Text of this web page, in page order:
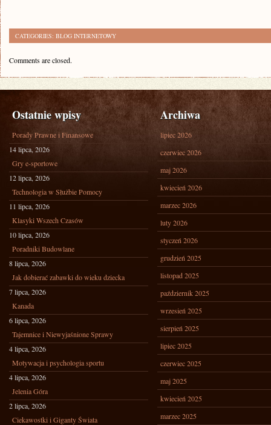
CATEGORIES: BLOG INTERNETOWY
Comments are closed.
Ostatnie wpisy
Porady Prawne i Finansowe
14 lipca, 2026
Gry e-sportowe
12 lipca, 2026
Technologia w Służbie Pomocy
11 lipca, 2026
Klasyki Wszech Czasów
10 lipca, 2026
Poradniki Budowlane
8 lipca, 2026
Jak dobierać zabawki do wieku dziecka
7 lipca, 2026
Kanada
6 lipca, 2026
Tajemnice i Niewyjaśnione Sprawy
4 lipca, 2026
Motywacja i psychologia sportu
4 lipca, 2026
Jelenia Góra
2 lipca, 2026
Ciekawostki i Giganty Świata
Archiwa
lipiec 2026
czerwiec 2026
maj 2026
kwiecień 2026
marzec 2026
luty 2026
styczeń 2026
grudzień 2025
listopad 2025
październik 2025
wrzesień 2025
sierpień 2025
lipiec 2025
czerwiec 2025
maj 2025
kwiecień 2025
marzec 2025